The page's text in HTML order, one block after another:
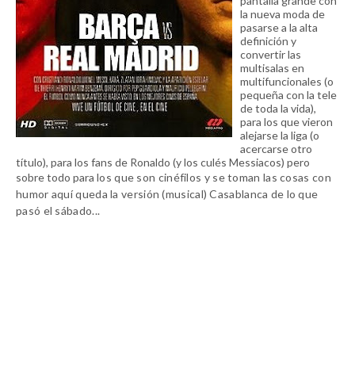
la nueva moda de
pasarse a la alta
definición y
convertir las
multisalas en
multifuncionales (o
pequeña con la tele
de toda la vida),
para los que vieron
alejarse la liga (o
acercarse otro
título), para los fans de Ronaldo (y los culés Messiacos) pero
sobre todo para los que son cinéfilos y se toman las cosas con
humor aquí queda la versión (musical) Casablanca de lo que
pasó el sábado...